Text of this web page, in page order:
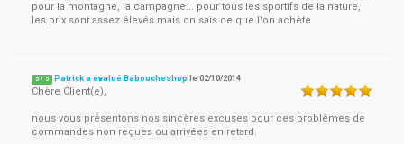
pour la montagne, la campagne... pour tous les sportifs de la nature,
les prix sont assez élevés mais on sais ce que l'on achète
5 / 5 Patrick a évalué Baboucheshop le02/10/2014
Chère Client(e),
nous vous présentons nos sincères excuses pour ces problèmes de
commandes non reçues ou arrivées en retard.